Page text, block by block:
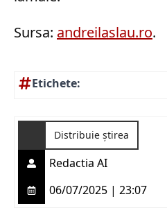
Sursa: andreilaslau.ro.
Etichete:
Distribuie știrea
Redactia AI
06/07/2025 | 23:07